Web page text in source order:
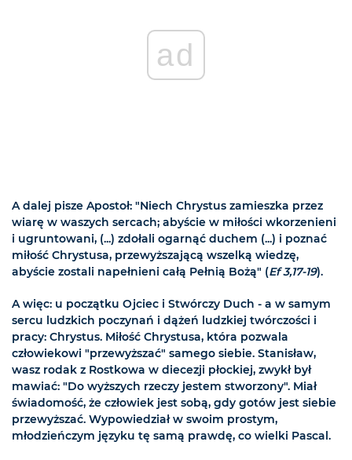
ad
A dalej pisze Apostoł: "Niech Chrystus zamieszka przez
wiarę w waszych sercach; abyście w miłości wkorzenieni
i ugruntowani, (...) zdołali ogarnąć duchem (...) i poznać
miłość Chrystusa, przewyższającą wszelką wiedzę,
abyście zostali napełnieni całą Pełnią Bożą" (Ef 3,17-19).
A więc: u początku Ojciec i Stwórczy Duch - a w samym
sercu ludzkich poczynań i dążeń ludzkiej twórczości i
pracy: Chrystus. Miłość Chrystusa, która pozwala
człowiekowi "przewyższać" samego siebie. Stanisław,
wasz rodak z Rostkowa w diecezji płockiej, zwykł był
mawiać: "Do wyższych rzeczy jestem stworzony". Miał
świadomość, że człowiek jest sobą, gdy gotów jest siebie
przewyższać. Wypowiedział w swoim prostym,
młodzieńczym języku tę samą prawdę, co wielki Pascal.